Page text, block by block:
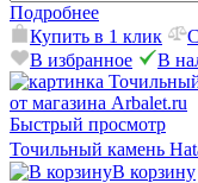
Подробнее
Купить в 1 клик
В избранное
В
Быстрый просмотр
Точильный камень
В корзину